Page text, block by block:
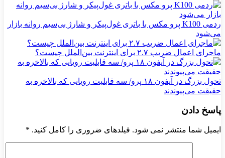
ردمی K100 پرو مکس با باتری غول‌پیکر و شارژ بی‌سیم روانه بازار
می‌شود
ماجرای اعمال ضریب ۲.۷ برای اینترنت بین‌الملل چیست؟
تحول بزرگ در آیفون ۱۸ پرو/ سه قابلیت رویایی که بالاخره به
حقیقت می‌پیوندند
پاسخ دادن
ایمیل شما منتشر نمی شود. فیلدهای ضروری را کامل کنید. *